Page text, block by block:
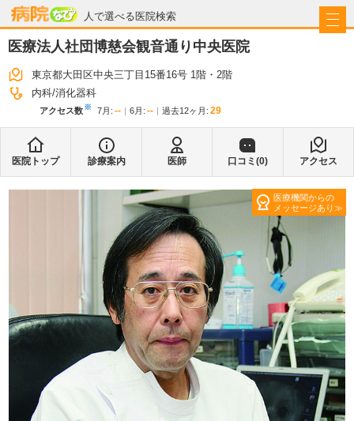
人で選べる医院検索
病院なび
医療法人社団博慈会観音通り中央医院
東京都大田区中央三丁目15番16号 1階・2階
内科 消化器科
アクセス数※ 7月 : -- 6月 : -- 過去12ヶ月: 29
医院トップ 診療案内 医師 口コミ(0) アクセス
医療機関からの
メッセージあり